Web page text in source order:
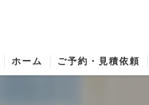
ホーム ご予約・見積依頼